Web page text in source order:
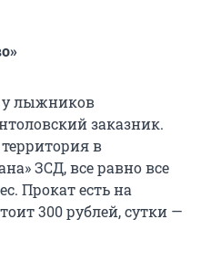
у лыжников
заказник.
в
ЗСД, все равно все
Прокат есть на
300 рублей, сутки —